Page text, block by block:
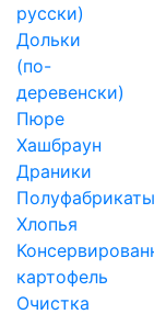
русски)
Дольки
(по-
деревенски)
Пюре
Хашбраун
Драники
Полуфабрикаты
Хлопья
картофель
Очистка